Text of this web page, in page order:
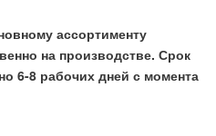
ассортименту
на производстве. Срок
6-8 рабочих дней с момента